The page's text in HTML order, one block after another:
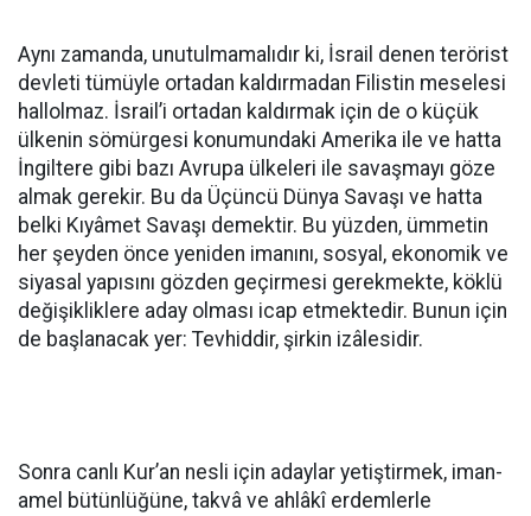
Aynı zamanda, unutulmamalıdır ki, İsrail denen terörist
devleti tümüyle ortadan kaldırmadan Filistin meselesi
hallolmaz. İsrail’i ortadan kaldırmak için de o küçük
ülkenin sömürgesi konumundaki Amerika ile ve hatta
İngiltere gibi bazı Avrupa ülkeleri ile savaşmayı göze
almak gerekir. Bu da Üçüncü Dünya Savaşı ve hatta
belki Kıyâmet Savaşı demektir. Bu yüzden, ümmetin
her şeyden önce yeniden imanını, sosyal, ekonomik ve
siyasal yapısını gözden geçirmesi gerekmekte, köklü
değişikliklere aday olması icap etmektedir. Bunun için
de başlanacak yer: Tevhiddir, şirkin izâlesidir.
Sonra canlı Kur’an nesli için adaylar yetiştirmek, iman-
amel bütünlüğüne, takvâ ve ahlâkî erdemlerle